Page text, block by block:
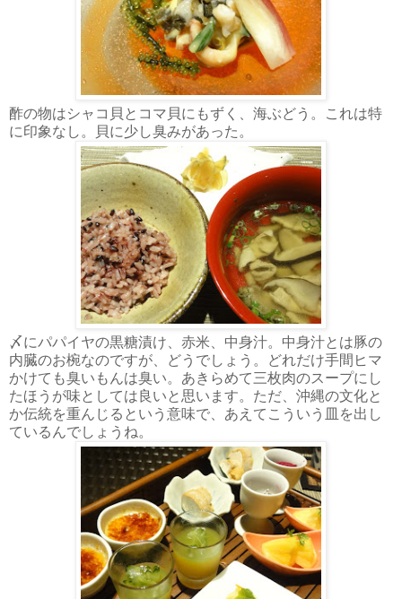
酢の物はシャコ貝とコマ貝にもずく、海ぶどう。これは特
に印象なし。貝に少し臭みがあった。
〆にパパイヤの黒糖漬け、赤米、中身汁。中身汁とは豚の
内臓のお椀なのですが、どうでしょう。どれだけ手間ヒマ
かけても臭いもんは臭い。あきらめて三枚肉のスープにし
たほうが味としては良いと思います。ただ、沖縄の文化と
か伝統を重んじるという意味で、あえてこういう皿を出し
ているんでしょうね。